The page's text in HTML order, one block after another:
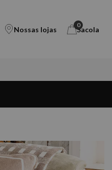
Nossas lojas
0
Sacola